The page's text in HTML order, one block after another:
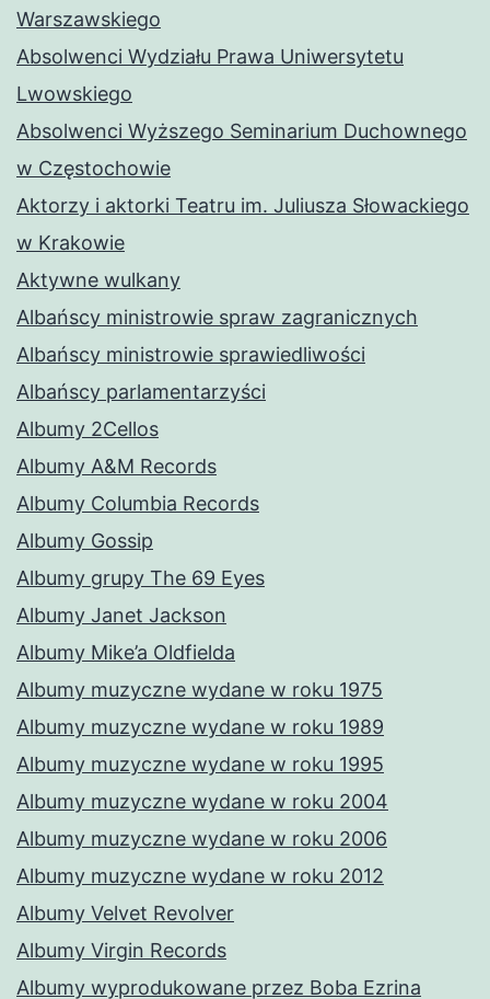
Warszawskiego
Absolwenci Wydziału Prawa Uniwersytetu
Lwowskiego
Absolwenci Wyższego Seminarium Duchownego
w Częstochowie
Aktorzy i aktorki Teatru im. Juliusza Słowackiego
w Krakowie
Aktywne wulkany
Albańscy ministrowie spraw zagranicznych
Albańscy ministrowie sprawiedliwości
Albańscy parlamentarzyści
Albumy 2Cellos
Albumy A&M Records
Albumy Columbia Records
Albumy Gossip
Albumy grupy The 69 Eyes
Albumy Janet Jackson
Albumy Mike’a Oldfielda
Albumy muzyczne wydane w roku 1975
Albumy muzyczne wydane w roku 1989
Albumy muzyczne wydane w roku 1995
Albumy muzyczne wydane w roku 2004
Albumy muzyczne wydane w roku 2006
Albumy muzyczne wydane w roku 2012
Albumy Velvet Revolver
Albumy Virgin Records
Albumy wyprodukowane przez Boba Ezrina